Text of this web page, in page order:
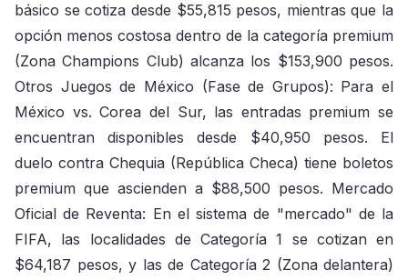
básico se cotiza desde $55,815 pesos, mientras que la
opción menos costosa dentro de la categoría premium
(Zona Champions Club) alcanza los $153,900 pesos.
Otros Juegos de México (Fase de Grupos): Para el
México vs. Corea del Sur, las entradas premium se
encuentran disponibles desde $40,950 pesos. El
duelo contra Chequia (República Checa) tiene boletos
premium que ascienden a $88,500 pesos. Mercado
Oficial de Reventa: En el sistema de "mercado" de la
FIFA, las localidades de Categoría 1 se cotizan en
$64,187 pesos, y las de Categoría 2 (Zona delantera)